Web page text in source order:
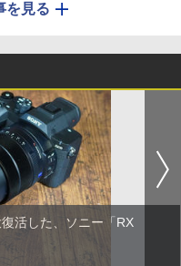
を見る
活した、ソニー「RX